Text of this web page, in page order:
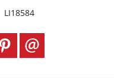
LI18584